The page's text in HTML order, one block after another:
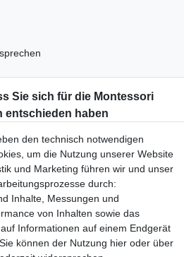
Materialien und
Infos
den technisch notwendigen
um die Nutzung unserer Website
und Marketing führen wir und unser
durch:
Inhalte, Messungen und
von Inhalten sowie das
Informationen auf einem Endgerät
können der Nutzung hier oder über